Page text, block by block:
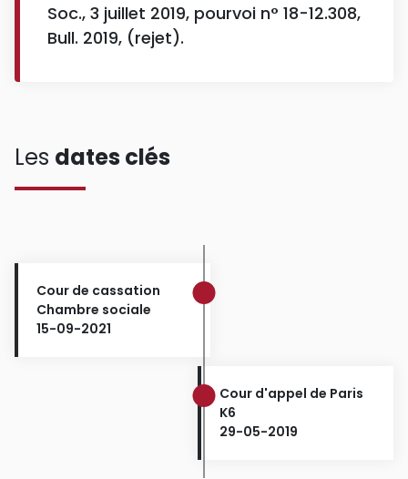
Soc., 3 juillet 2019, pourvoi n° 18-12.308,
Bull. 2019, (rejet).
Les dates clés
Cour de cassation
Chambre sociale
15-09-2021
Cour d'appel de Paris
K6
29-05-2019